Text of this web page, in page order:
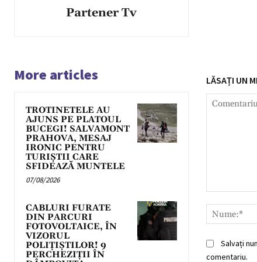
Partener Tv
More articles
TROTINETELE AU
AJUNS PE PLATOUL
BUCEGI! SALVAMONT
PRAHOVA, MESAJ
IRONIC PENTRU
TURIȘTII CARE
SFIDEAZĂ MUNTELE
07/08/2026
CABLURI FURATE
DIN PARCURI
FOTOVOLTAICE, ÎN
VIZORUL
POLIȚIȘTILOR! 9
PERCHEZIȚII ÎN
LĂSAȚI UN
Salvați
comentariu.